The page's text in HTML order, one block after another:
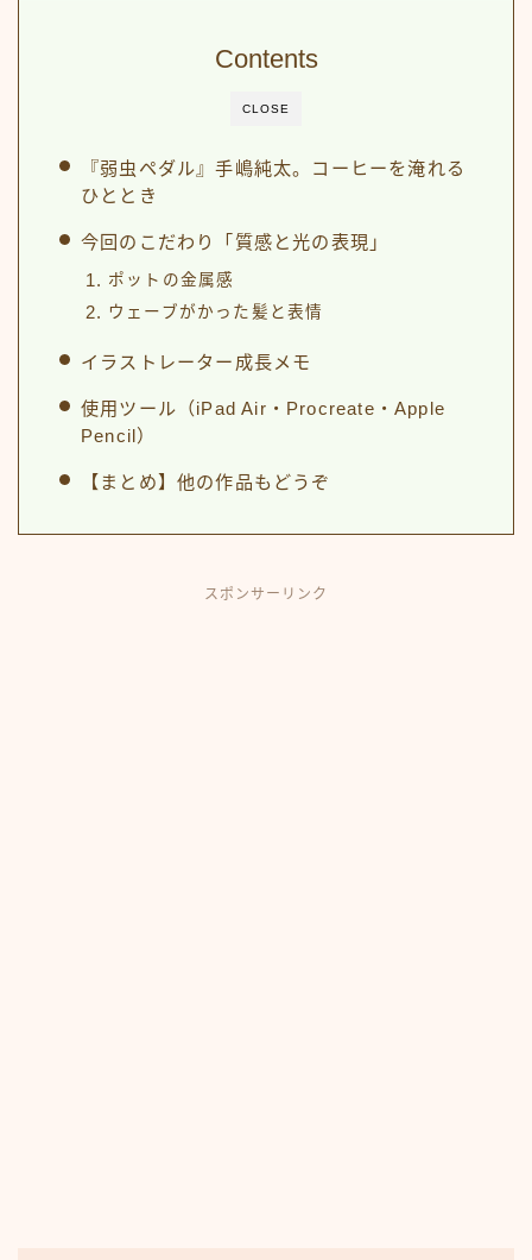
CLOSE
Contents
『弱虫ペダル』手嶋純太。コーヒーを淹れる
ひととき
今回のこだわり「質感と光の表現」
ポットの金属感
ウェーブがかった髪と表情
イラストレーター成長メモ
使用ツール（iPad Air・Procreate・Apple
Pencil）
【まとめ】他の作品もどうぞ
スポンサーリンク